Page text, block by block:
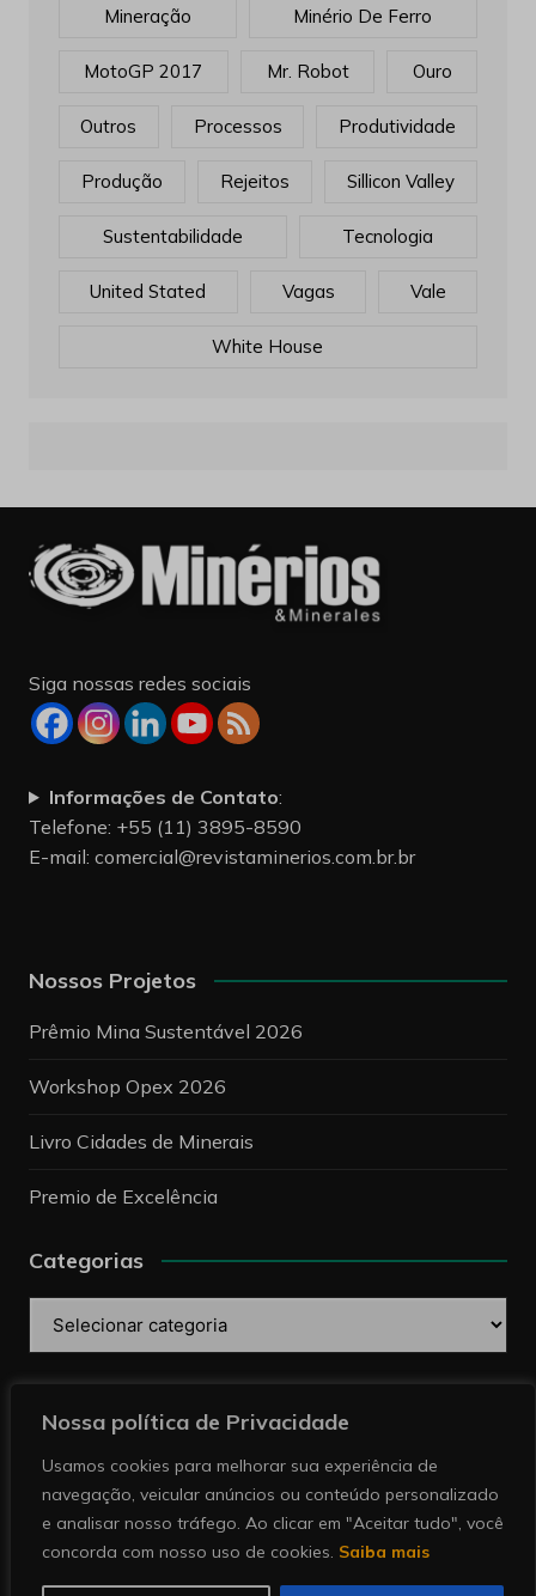
Nossa política de Privacidade
Usamos cookies para melhorar sua experiência de
navegação, veicular anúncios ou conteúdo personalizado
e analisar nosso tráfego. Ao clicar em "Aceitar tudo", você
concorda com nosso uso de cookies. Saiba mais
Mineração Minério De Ferro
MotoGP 2017 Mr. Robot Ouro
Outros Processos Produtividade
Produção Rejeitos Sillicon Valley
Sustentabilidade Tecnologia
United Stated Vagas Vale
White House
Siga nossas redes sociais
Informações de Contato:
Telefone: +55 (11) 3895-8590
E-mail: comercial@revistaminerios.com.br.br
Nossos Projetos
Prêmio Mina Sustentável 2026
Workshop Opex 2026
Livro Cidades de Minerais
Premio de Excelência
Categorias